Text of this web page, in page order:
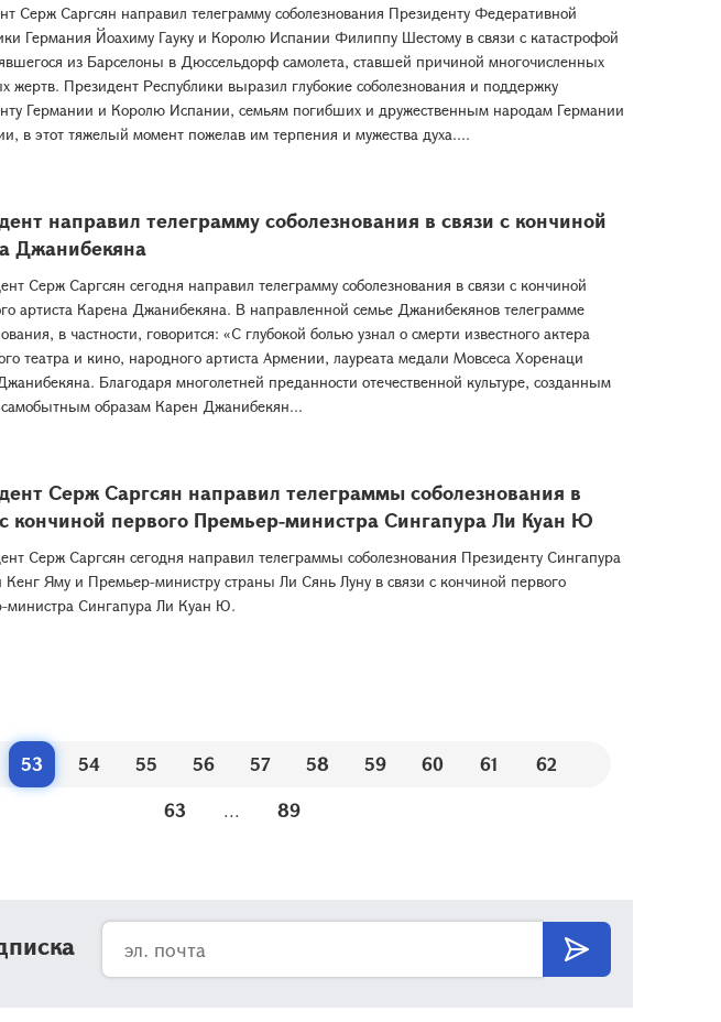
Серж Саргсян направил телеграмму соболезнования Президенту Федеративной
Германия Йоахиму Гауку и Королю Испании Филиппу Шестому в связи с катастрофой
из Барселоны в Дюссельдорф самолета, ставшей причиной многочисленных
жертв. Президент Республики выразил глубокие соболезнования и поддержку
Германии и Королю Испании, семьям погибших и дружественным народам Германии
в этот тяжелый момент пожелав им терпения и мужества духа....
направил телеграмму соболезнования в связи с кончиной
Джанибекяна
Серж Саргсян сегодня направил телеграмму соболезнования в связи с кончиной
артиста Карена Джанибекяна. В направленной семье Джанибекянов телеграмме
в частности, говорится: «С глубокой болью узнал о смерти известного актера
театра и кино, народного артиста Армении, лауреата медали Мовсеса Хоренаци
Благодаря многолетней преданности отечественной культуре, созданным
образам Карен Джанибекян...
Серж Саргсян направил телеграммы соболезнования в
кончиной первого Премьер-министра Сингапура Ли Куан Ю
Серж Саргсян сегодня направил телеграммы соболезнования Президенту Сингапура
Кенг Яму и Премьер-министру страны Ли Сянь Луну в связи с кончиной первого
министра Сингапура Ли Куан Ю.
53 54 55 56 57 58 59 60 61
62
63
... 89